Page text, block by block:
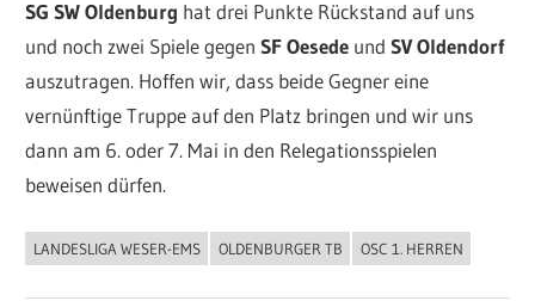
SG SW Oldenburg hat drei Punkte Rückstand auf uns
und noch zwei Spiele gegenSF Oesede undSV Oldendorf
auszutragen. Hoffen wir, dass beide Gegner eine
vernünftige Truppe auf den Platz bringen und wir uns
dann am 6. oder 7. Mai in den Relegationsspielen
beweisen dürfen.
ALLGEMEIN
LANDESLIGA WESER-EMS OLDENBURGER TB OSC 1. HERREN